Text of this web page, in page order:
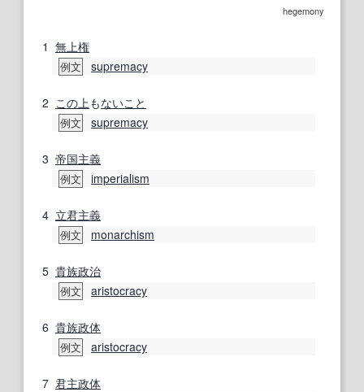
hegemony
1 無上権
例文 supremacy
2 この上 もないこと
例文 supremacy
3 帝国主義
例文 imperialism
4 立君主義
例文 monarchism
5 貴族政治
例文 aristocracy
6 貴族政体
例文 aristocracy
7 君主政体